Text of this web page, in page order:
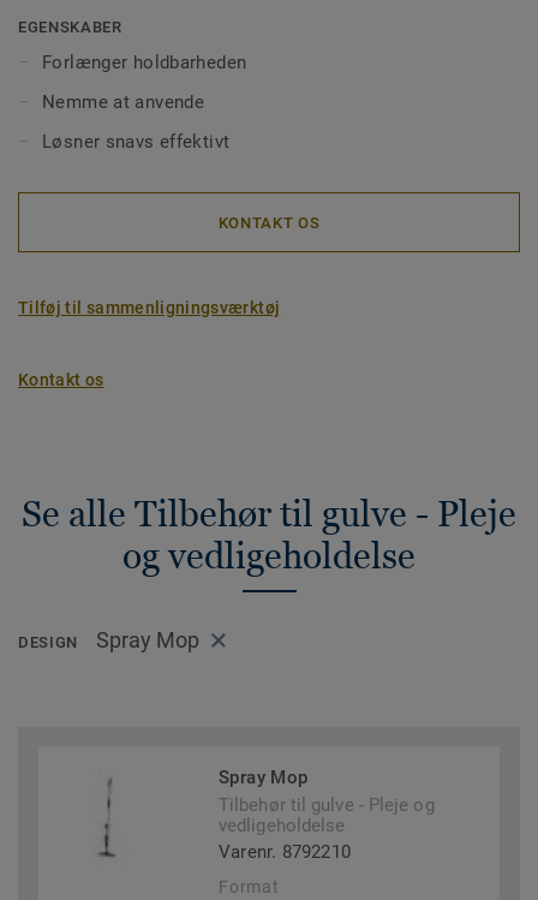
EGENSKABER
Forlænger holdbarheden
Nemme at anvende
Løsner snavs effektivt
KONTAKT OS
Tilføj til sammenligningsværktøj
Kontakt os
Se alle Tilbehør til gulve - Pleje
og vedligeholdelse
DESIGN Spray Mop
Spray Mop
Tilbehør til gulve - Pleje og
vedligeholdelse
Varenr. 8792210
Format